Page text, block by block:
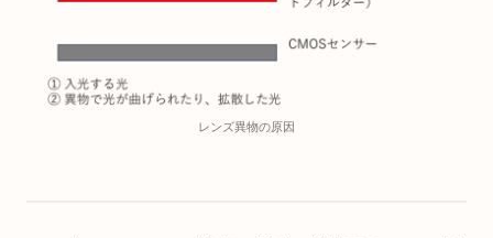
レンズ異物の原因